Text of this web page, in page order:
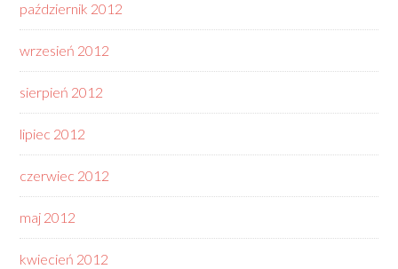
październik 2012
wrzesień 2012
sierpień 2012
lipiec 2012
czerwiec 2012
maj 2012
kwiecień 2012